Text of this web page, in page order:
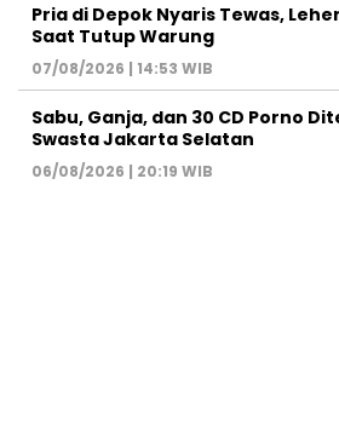
Pria di Depok Nyaris Tewas,
Saat Tutup Warung
07/08/2026 | 14:53 WIB
Sabu, Ganja, dan 30 CD Porno
Swasta Jakarta Selatan
06/08/2026 | 20:19 WIB